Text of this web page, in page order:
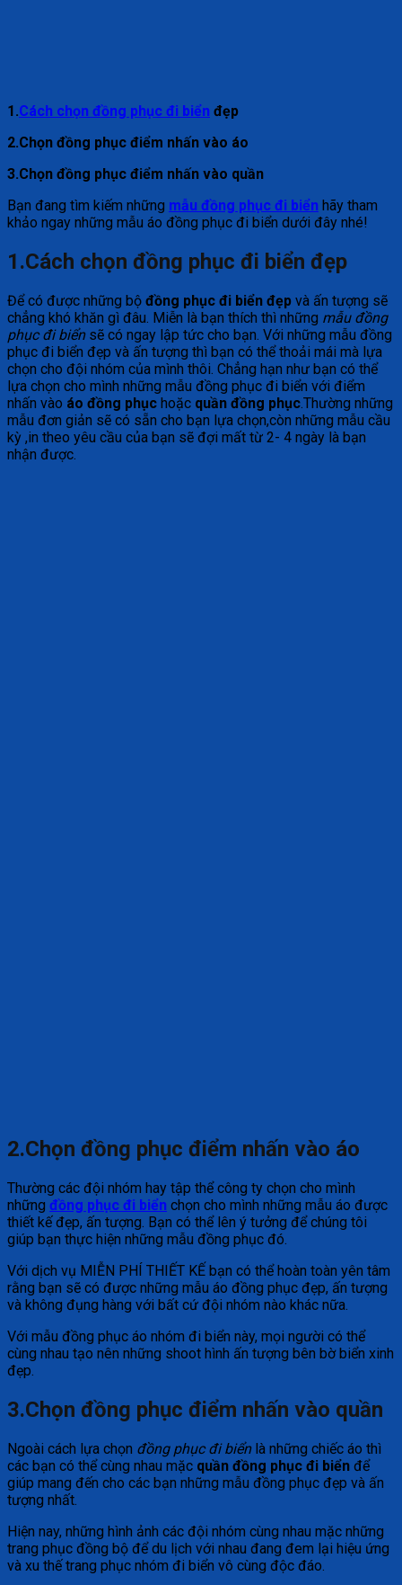
1.Cách chọn đồng phục đi biển đẹp
2.Chọn đồng phục điểm nhấn vào áo
3.Chọn đồng phục điểm nhấn vào quần
Bạn đang tìm kiếm những mẫu đồng phục đi biển hãy tham
khảo ngay những mẫu áo đồng phục đi biển dưới đây nhé!
1.Cách chọn đồng phục đi biển đẹp
Để có được những bộ đồng phục đi biển đẹp và ấn tượng sẽ
chẳng khó khăn gì đâu. Miễn là bạn thích thì những mẫu đồng
phục đi biểnsẽ có ngay lập tức cho bạn. Với những mẫu đồng
phục đi biển đẹp và ấn tượng thì bạn có thể thoải mái mà lựa
chọn cho đội nhóm của mình thôi. Chẳng hạn như bạn có thể
lựa chọn cho mình những mẫu đồng phục đi biển với điểm
nhấn vào áo đồng phục hoặc quần đồng phục.Thường những
mẫu đơn giản sẽ có sẵn cho bạn lựa chọn,còn những mẫu cầu
kỳ ,in theo yêu cầu của bạn sẽ đợi mất từ 2- 4 ngày là bạn
nhận được.
2.Chọn đồng phục điểm nhấn vào áo
Thường các đội nhóm hay tập thể công ty chọn cho mình
những đồng phục đi biển chọn cho mình những mẫu áo được
thiết kế đẹp, ấn tượng. Bạn có thể lên ý tưởng để chúng tôi
giúp bạn thực hiện những mẫu đồng phục đó.
Với dịch vụ MIỄN PHÍ THIẾT KẾ bạn có thể hoàn toàn yên tâm
rằng bạn sẽ có được những mẫu áo đồng phục đẹp, ấn tượng
và không đụng hàng với bất cứ đội nhóm nào khác nữa.
Với mẫu đồng phục áo nhóm đi biển này, mọi người có thể
cùng nhau tạo nên những shoot hình ấn tượng bên bờ biển xinh
đẹp.
3.Chọn đồng phục điểm nhấn vào quần
Ngoài cách lựa chọn đồng phục đi biểnlà những chiếc áo thì
các bạn có thể cùng nhau mặc quần đồng phục đi biển để
giúp mang đến cho các bạn những mẫu đồng phục đẹp và ấn
tượng nhất.
Hiện nay, những hình ảnh các đội nhóm cùng nhau mặc những
trang phục đồng bộ để du lịch với nhau đang đem lại hiệu ứng
và xu thế trang phục nhóm đi biển vô cùng độc đáo.